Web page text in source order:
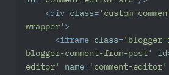
<div class= 'custom-
wrapper' >
<iframe class=
blogger-comment-from-post'
id
editor'
name= 'comment-editor'